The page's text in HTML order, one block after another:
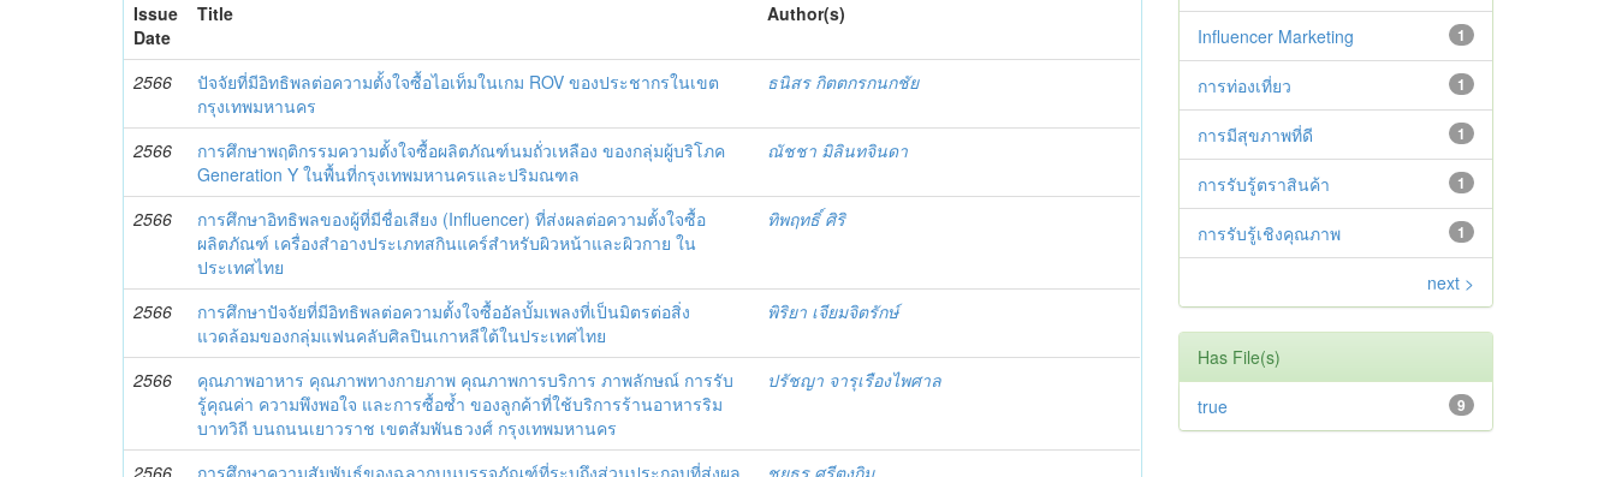
Issue
Date
Title Author(s)
2566
ปัจจัยที่มีอิทธิพลต่อความตั้งใจซื้อไอเท็มในเกม ROV ของประชากรในเขต
กรุงเทพมหานคร
ธนิสร กิตตกรกนกชัย
2566
การศึกษาพฤติกรรมความตั้งใจซื้อผลิตภัณฑ์นมถั่วเหลือง ของกลุ่มผู้บริโภค
Generation Y ในพื้นที่กรุงเทพมหานครและปริมณฑล
ณัชชา มิลินทจินดา
2566
การศึกษาอิทธิพลของผู้ที่มีชื่อเสียง (Influencer) ที่ส่งผลต่อความตั้งใจซื้อ
ผลิตภัณฑ์ เครื่องสำอางประเภทสกินแคร์สำหรับผิวหน้าและผิวกาย ใน
ประเทศไทย
ทิพฤทธิ์ ศิริ
2566
การศึกษาปัจจัยที่มีอิทธิพลต่อความตั้งใจซื้ออัลบั้มเพลงที่เป็นมิตรต่อสิ่ง
แวดล้อมของกลุ่มแฟนคลับศิลปินเกาหลีใต้ในประเทศไทย
พิริยา เจียมจิตรักษ์
2566
คุณภาพอาหาร คุณภาพทางกายภาพ คุณภาพการบริการ ภาพลักษณ์ การรับ
รู้คุณค่า ความพึงพอใจ และการซื้อซ้ำ ของลูกค้าที่ใช้บริการร้านอาหารริม
บาทวิถี บนถนนเยาวราช เขตสัมพันธวงศ์ กรุงเทพมหานคร
ปรัชญา จารุเรืองไพศาล
2566 การศึกษาความสัมพันธ์ของฉลากบนบรรจุภัณฑ์ที่ระบุถึงส่วนประกอบที่ส่งผล ชยธร ศรีตงกิม
1
Influencer Marketing
1
การท่องเที่ยว
1
การมีสุขภาพที่ดี
1
การรับรู้ตราสินค้า
1
การรับรู้เชิงคุณภาพ
next >
Has File(s)
9
true